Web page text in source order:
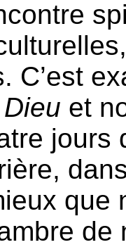
C’est
et
jours
que